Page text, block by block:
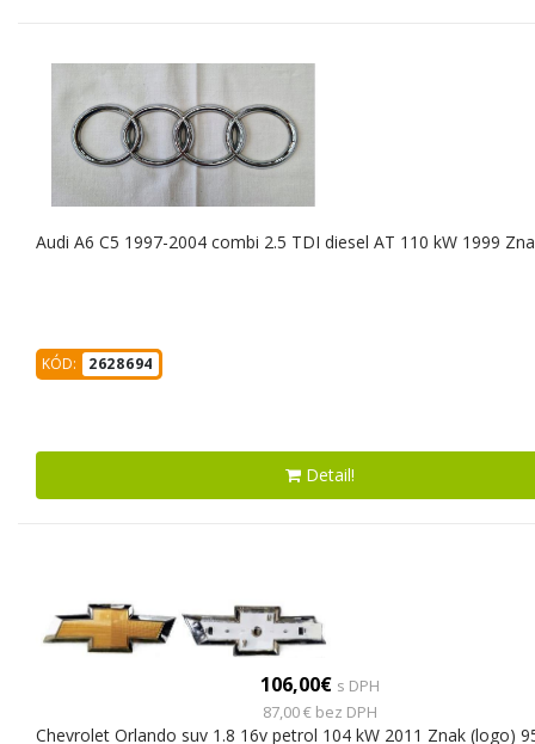
Audi A6 C5 1997-2004 combi 2.5 TDI diesel AT 110 kW 1999
KÓD: 2628694
Detail!
106,00€ s DPH
87,00 € bez DPH
Chevrolet Orlando suv 1.8 16v petrol 104 kW 2011 Znak (logo)